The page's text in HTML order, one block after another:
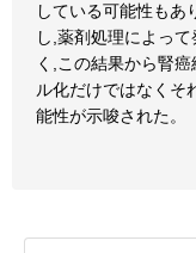
している可能性もあ
し,薬剤処理によっ
く,この結果から腎
ル化だけではなくそ
能性が示唆された。